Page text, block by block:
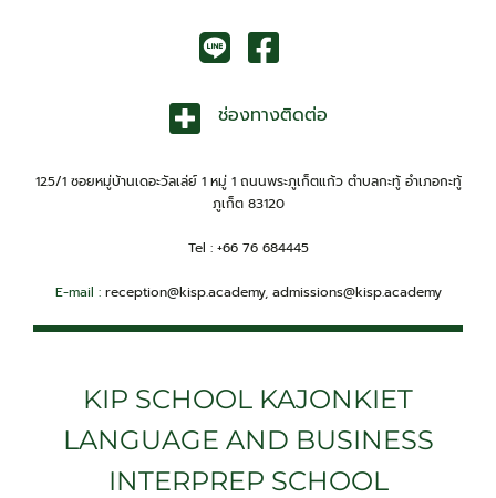
ช่องทางติดต่อ
125/1 ซอยหมู่บ้านเดอะวัลเล่ย์ 1 หมู่ 1 ถนนพระภูเก็ตแก้ว ตำบลกะทู้ อำเภอกะทู้
ภูเก็ต 83120
Tel : +66 76 684445
E-mail : reception@kisp.academy, admissions@kisp.academy
KIP SCHOOL KAJONKIET
LANGUAGE AND BUSINESS
INTERPREP SCHOOL